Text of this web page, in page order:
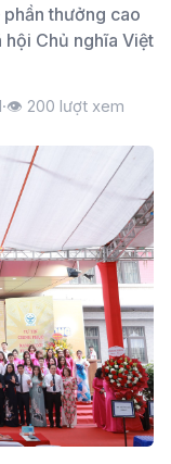
phần thưởng cao
Chủ nghĩa Việt
·👁 200 lượt xem